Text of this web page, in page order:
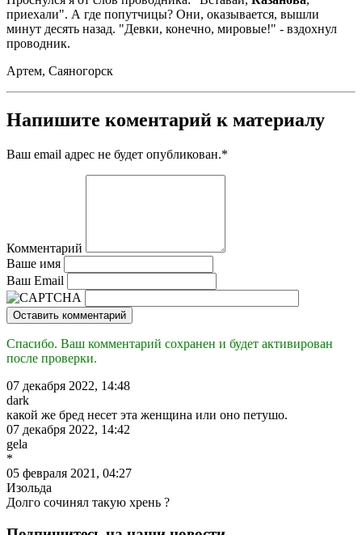
приехали". А где попутчицы? Они, оказывается, вышли
минут десять назад. "Девки, конечно, мировые!" - вздохнул
проводник.
Артем, Саяногорск
Напишите коментарий к материалу
Ваш email адрес не будет опубликован.*
Комментарий
Ваше имя
Ваш Email
Оставить комментарий
Спасибо. Ваш комментарий сохранен и будет активирован
после проверки.
07 декабря 2022, 14:48
dark
какой же бред несет эта женщина или оно петушо.
07 декабря 2022, 14:42
gela
*
05 февраля 2021, 04:27
Изольда
Долго сочинял такую хрень ?